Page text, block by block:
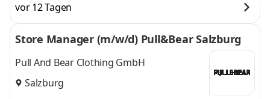
Brilon, Winterberg
und Korbach,
Korbachund 1 weitere
vor 12 Tagen
Store Manager (m/w/d) Pull&Bear Salzburg
Pull And Bear Clothing GmbH
Salzburg